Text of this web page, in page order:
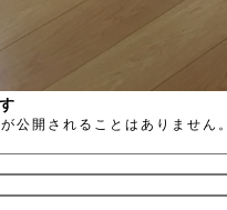
公開されることはありません。